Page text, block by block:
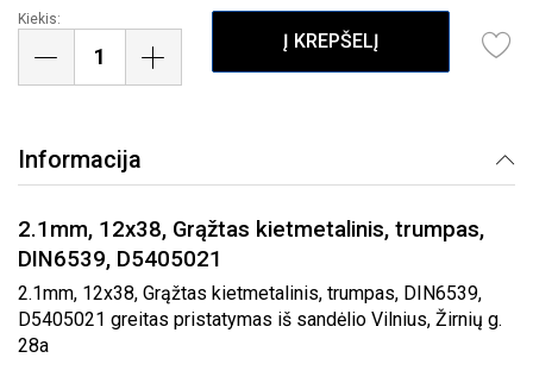
Kiekis:
Į KREPŠELĮ
Informacija
2.1mm, 12x38, Grąžtas kietmetalinis, trumpas,
DIN6539, D5405021
2.1mm, 12x38, Grąžtas kietmetalinis, trumpas, DIN6539,
D5405021 greitas pristatymas iš sandėlio Vilnius, Žirnių g.
28a